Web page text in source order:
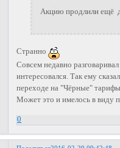
Акцию продлили ещё
Странно
Совсем недавно
интересовался. Так ему
переходе на "Чёрные"
Может это и имелось в виду
0